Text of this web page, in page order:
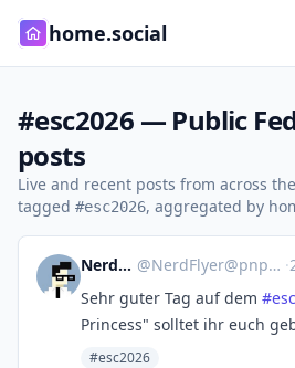
home.social
#esc2026 — Public
posts
Live and recent posts from across
tagged #esc2026, aggregated by
NerdFlyer @NerdFlyer@pnpde.social ·
Sehr guter Tag auf dem #
Princess" solltet ihr euch
#esc2026